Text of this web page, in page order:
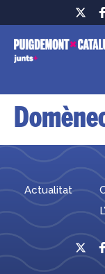
Actualitat